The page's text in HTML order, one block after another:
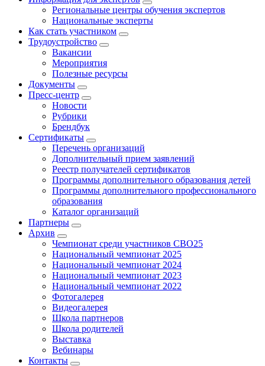
Региональные центры обучения экспертов
Национальные эксперты
Как стать участником
Трудоустройство
Вакансии
Мероприятия
Полезные ресурсы
Документы
Пресс-центр
Новости
Рубрики
Брендбук
Сертификаты
Перечень организаций
Дополнительный прием заявлений
Реестр получателей сертификатов
Программы дополнительного образования детей
Программы дополнительного профессионального
образования
Каталог организаций
Партнеры
Архив
Чемпионат среди участников СВО25
Национальный чемпионат 2025
Национальный чемпионат 2024
Национальный чемпионат 2023
Национальный чемпионат 2022
Фотогалерея
Видеогалерея
Школа партнеров
Школа родителей
Выставка
Вебинары
Контакты